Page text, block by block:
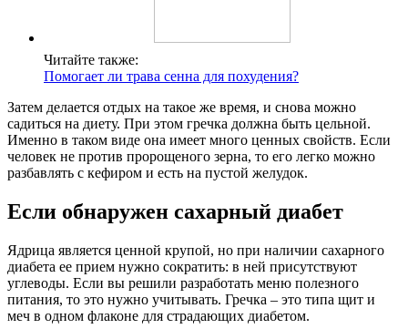
Читайте также:
Помогает ли трава сенна для похудения?
Затем делается отдых на такое же время, и снова можно
садиться на диету. При этом гречка должна быть цельной.
Именно в таком виде она имеет много ценных свойств. Если
человек не против пророщеного зерна, то его легко можно
разбавлять с кефиром и есть на пустой желудок.
Если обнаружен сахарный диабет
Ядрица является ценной крупой, но при наличии сахарного
диабета ее прием нужно сократить: в ней присутствуют
углеводы. Если вы решили разработать меню полезного
питания, то это нужно учитывать. Гречка – это типа щит и
меч в одном флаконе для страдающих диабетом.